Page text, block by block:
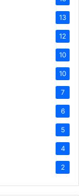
13
12
10
10
7
6
5
4
2